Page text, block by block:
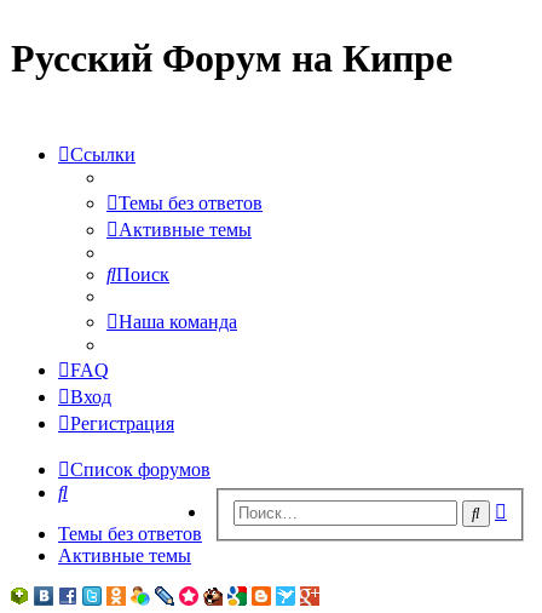
Русский Форум на Кипре
Ссылки
Темы без ответов
Активные темы
Поиск
Наша команда
FAQ
Вход
Регистрация
Список форумов
Поиск
Поиск
Темы без ответов
Активные темы